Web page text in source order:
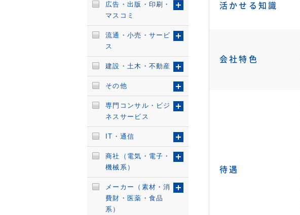
活かせる知識
会社特色
待遇
広告・出版・印刷・
マスコミ
流通・小売・サービ
ス
建設・土木・不動産
その他
専門コンサル・ビジ
ネスサービス
IT・通信
商社（電気・電子・
機械系）
メーカー（素材・消
費財・医薬・食品
系）